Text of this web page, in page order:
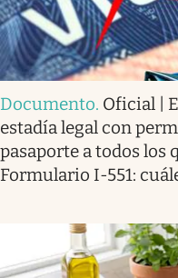
Documento. Oficial |
estadía legal con
pasaporte a todos los
Formulario I-551: